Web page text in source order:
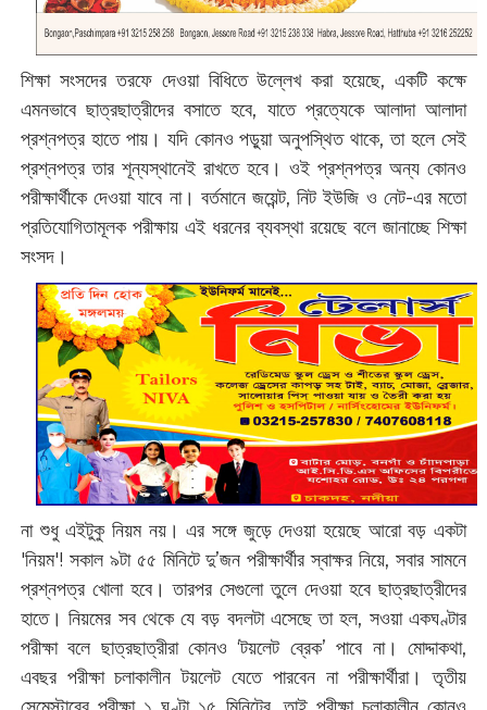
শিক্ষা সংসদের তরফে দেওয়া বিধিতে উল্লেখ করা হয়েছে, একটি কক্ষে
এমনভাবে ছাত্রছাত্রীদের বসাতে হবে, যাতে প্রত্যেকে আলাদা আলাদা
প্রশ্নপত্র হাতে পায়। যদি কোন‌ও পড়ুয়া অনুপস্থিত থাকে, তা হলে সেই
প্রশ্নপত্র তার শূন্যস্থানেই রাখতে হবে। ওই প্রশ্নপত্র অন্য কোন‌ও
পরীক্ষার্থীকে দেওয়া যাবে না। বর্তমানে জয়েন্ট, নিট ইউজি ও নেট-এর মতো
প্রতিযোগিতামূলক পরীক্ষায় এই ধরনের ব্যবস্থা রয়েছে বলে জানাচ্ছে শিক্ষা
সংসদ।
না শুধু এইটুকু নিয়ম নয়। এর সঙ্গে জুড়ে দেওয়া হয়েছে আরো বড় একটা
'নিয়ম'! সকাল ৯টা ৫৫ মিনিটে দু’জন পরীক্ষার্থীর স্বাক্ষর নিয়ে, সবার সামনে
প্রশ্নপত্র খোলা হবে। তারপর সেগুলো তুলে দেওয়া হবে ছাত্রছাত্রীদের
হাতে। নিয়মের সব থেকে যে বড় বদলটা এসেছে তা হল, সওয়া একঘণ্টার
পরীক্ষা বলে ছাত্রছাত্রীরা কোনও ‘টয়লেট ব্রেক’ পাবে না। মোদ্দাকথা,
এবছর পরীক্ষা চলাকালীন টয়লেট যেতে পারবেন না পরীক্ষার্থীরা। তৃতীয়